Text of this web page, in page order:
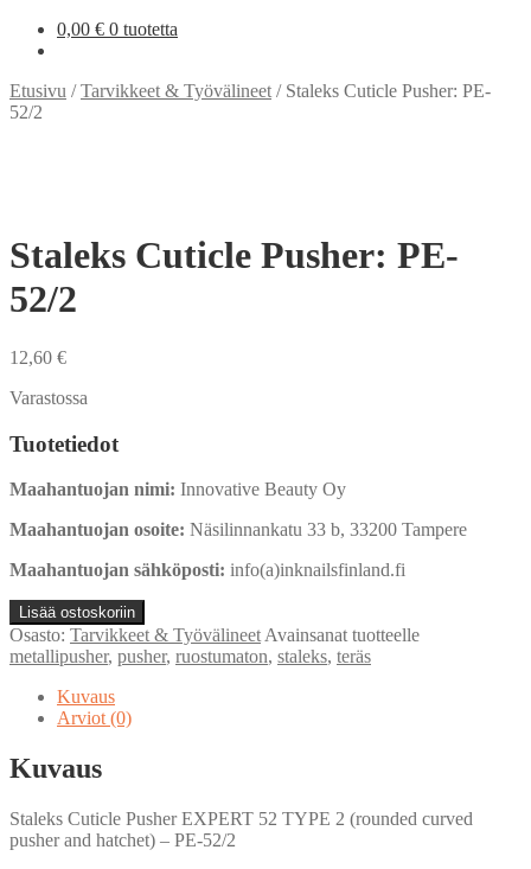
0,00 € 0 tuotetta
Etusivu /Tarvikkeet & Työvälineet / Staleks Cuticle Pusher: PE-
52/2
Staleks Cuticle Pusher: PE-
52/2
12,60 €
Varastossa
Tuotetiedot
Maahantuojan nimi: Innovative Beauty Oy
Maahantuojan osoite: Näsilinnankatu 33 b, 33200 Tampere
Maahantuojan sähköposti: info(a)inknailsfinland.fi
Staleks
Cuticle
Pusher:
52/2
määrä
Lisää ostoskoriin
Osasto: Tarvikkeet & Työvälineet Avainsanat tuotteelle
metallipusher, pusher, ruostumaton, staleks, teräs
Kuvaus
Arviot (0)
Kuvaus
Staleks Cuticle Pusher EXPERT 52 TYPE 2 (rounded curved
pusher and hatchet) – PE-52/2